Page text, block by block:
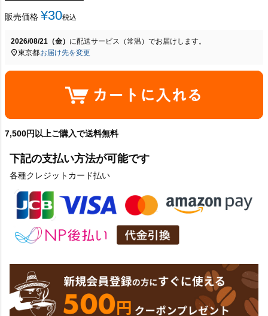
販売価格 ¥30税込
2026/08/21（金） に配送サービス（常温） でお届けします。
東京都お届け先を変更
7,500円以上ご購入で送料無料
下記の支払い方法が可能です
各種クレジットカード払い